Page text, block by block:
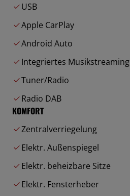
USB
Apple CarPlay
Android Auto
Integriertes Musikstreaming
Tuner/Radio
Radio DAB
KOMFORT
Zentralverriegelung
Elektr. Außenspiegel
Elektr. beheizbare Sitze
Elektr. Fensterheber